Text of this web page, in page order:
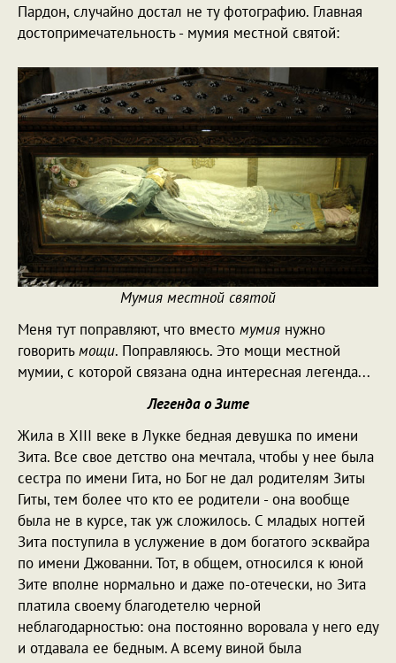
Пардон, случайно достал не ту фотографию. Главная
достопримечательность - мумия местной святой:
Мумия местной святой
Меня тут поправляют, что вместо мумия нужно
говоритьмощи. Поправляюсь. Это мощи местной
мумии, с которой связана одна интересная легенда...
Легенда о Зите
Жила в XIII веке в Лукке бедная девушка по имени
Зита. Все свое детство она мечтала, чтобы у нее была
сестра по имени Гита, но Бог не дал родителям Зиты
Гиты, тем более что кто ее родители - она вообще
была не в курсе, так уж сложилось. С младых ногтей
Зита поступила в услужение в дом богатого эсквайра
по имени Джованни. Тот, в общем, относился к юной
Зите вполне нормально и даже по-отечески, но Зита
платила своему благодетелю черной
неблагодарностью: она постоянно воровала у него еду
и отдавала ее бедным. А всему виной была